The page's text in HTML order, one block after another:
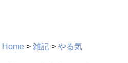
Home >雑記 >やる気